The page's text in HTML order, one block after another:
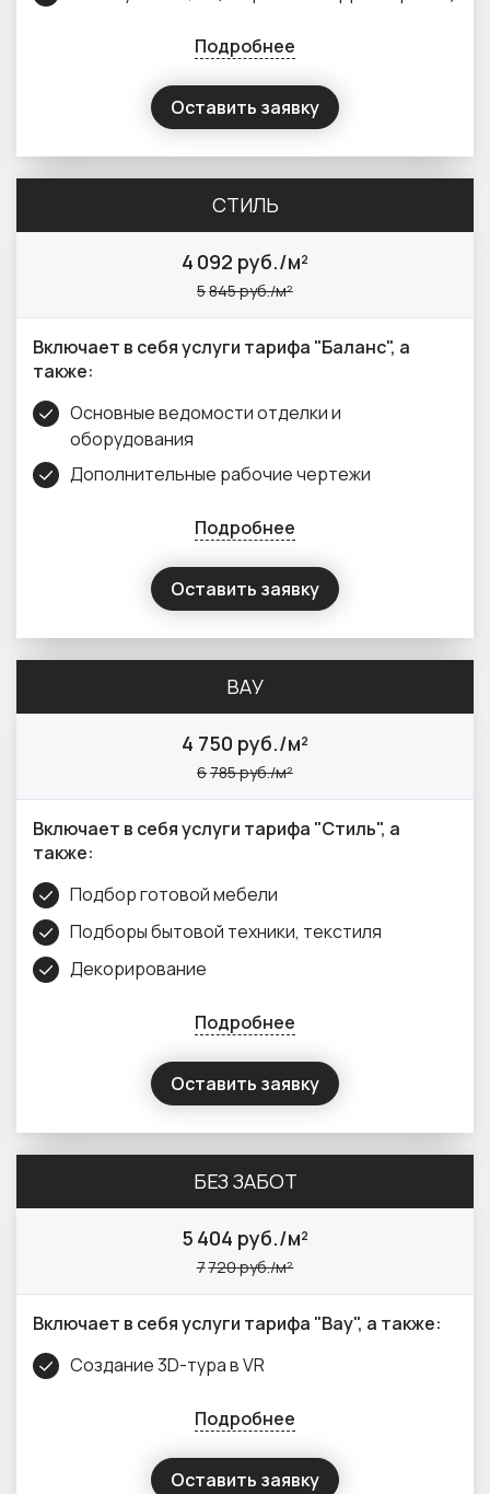
Подробнее
Оставить заявку
СТИЛЬ
4 092 руб./м²
5845 руб./м²
Включает в себя услуги тарифа "Баланс", а
также:
Основные ведомости отделки и
оборудования
Дополнительные рабочие чертежи
Подробнее
Оставить заявку
ВАУ
4 750 руб./м²
6785 руб./м²
Включает в себя услуги тарифа "Стиль", а
также:
Подбор готовой мебели
Подборы бытовой техники, текстиля
Декорирование
Подробнее
Оставить заявку
БЕЗ ЗАБОТ
5 404 руб./м²
7720 руб./м²
Включает в себя услуги тарифа "Вау", а также:
Создание 3D-тура в VR
Подробнее
Оставить заявку